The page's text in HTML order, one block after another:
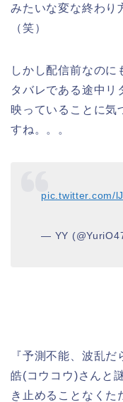
みたいな変な終わり
（笑）
しかし配信前なのに
タバレである途中リ
映っていることに気
すね。。。
pic.twitter.com/
— YY
『予測不能、波乱
皓(コウコウ)さんと
き止めることなくた